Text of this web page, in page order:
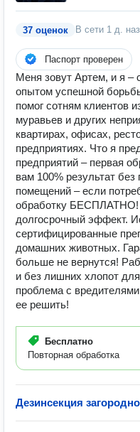
37 оценок В сети 1 д.
Паспорт проверен
Меня зовут Артем, и я –
опытом успешной
помог сотням клиентов
муравьев и других
квартирах, офисах,
предприятиях. Что я
предприятий – первая
вам 100% результат
помещений – если
обработку БЕСПЛАТНО!
долгосрочный эффект.
сертифицированные
домашних животных.
больше не вернутся!
и без лишних хлопот
проблема с
ее решить!
Бесплатно
Повторная обработка
Дезинсекция